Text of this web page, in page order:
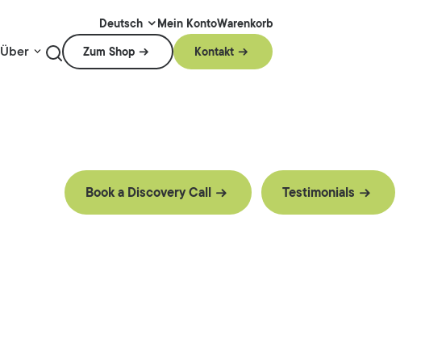
Deutsch Mein KontoWarenkorb
Über Zum Shop Kontakt
Book a Discovery Call Testimonials